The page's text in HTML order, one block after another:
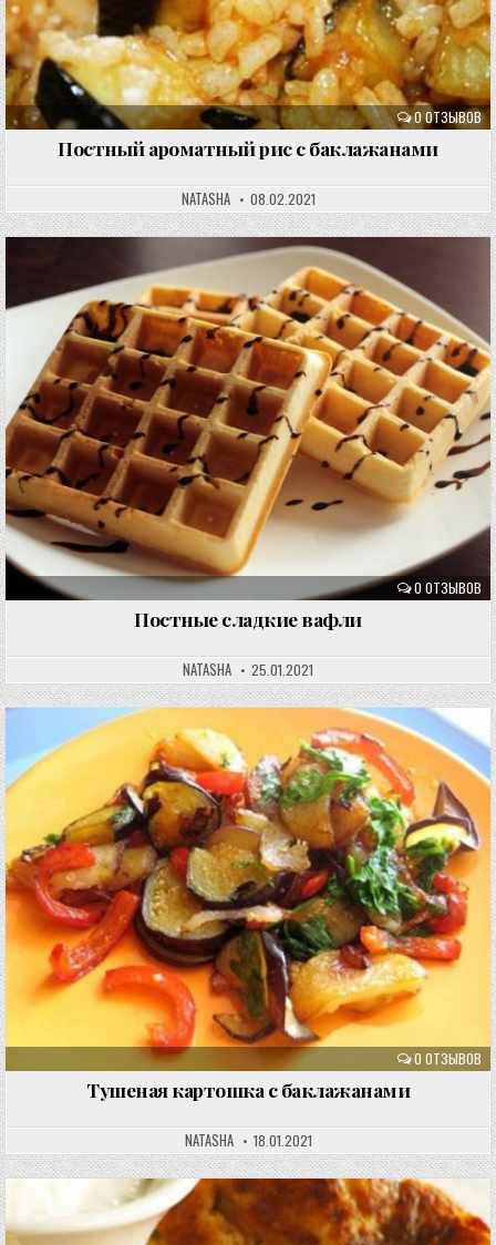
0 ОТЗЫВОВ
Постный ароматный рис с баклажанами
NATASHA 08.02.2021
0 ОТЗЫВОВ
Постные сладкие вафли
NATASHA 25.01.2021
0 ОТЗЫВОВ
Тушеная картошка с баклажанами
NATASHA 18.01.2021